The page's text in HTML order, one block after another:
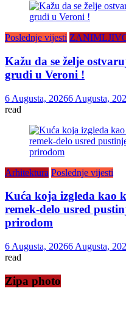
Poslednje vijesti
Kažu da se želje
grudi u Veroni !
6 Augusta, 20266 Augusta,
read
Arhitektura Poslednje vijesti
Kuća koja izgleda kao
remek-delo usred
prirodom
6 Augusta, 20266 Augusta,
read
Zipa photo